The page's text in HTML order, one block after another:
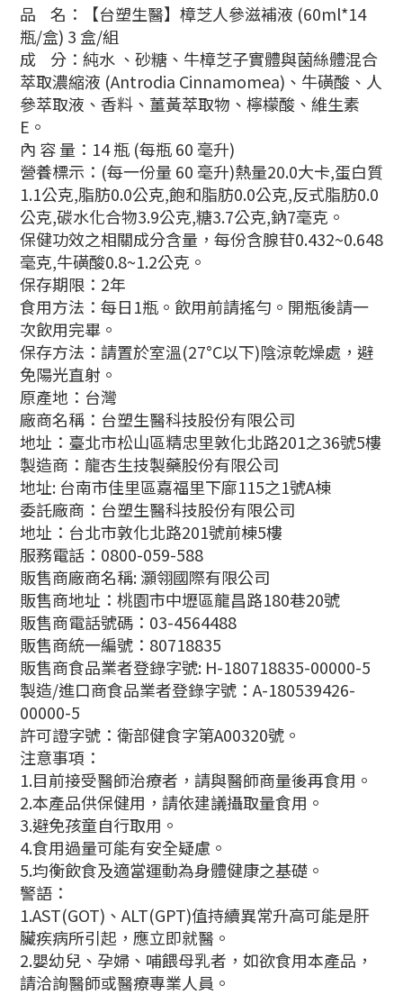
品 名：【台塑生醫】樟芝人參滋補液 (60ml*14
瓶/盒) 3 盒/組
成 分：純水 、砂糖、牛樟芝子實體與菌絲體混合
萃取濃縮液 (Antrodia Cinnamomea)、牛磺酸、人
參萃取液、香料、薑黃萃取物、檸檬酸、維生素
E。
內 容 量：14 瓶 (每瓶 60 毫升)
營養標示：(每一份量 60 毫升)熱量20.0大卡,蛋白質
1.1公克,脂肪0.0公克,飽和脂肪0.0公克,反式脂肪0.0
公克,碳水化合物3.9公克,糖3.7公克,鈉7毫克。
保健功效之相關成分含量，每份含腺苷0.432~0.648
毫克,牛磺酸0.8~1.2公克。
保存期限：2年
食用方法：每日1瓶。飲用前請搖勻。開瓶後請一
次飲用完畢。
保存方法：請置於室溫(27°C以下)陰涼乾燥處，避
免陽光直射。
原產地：台灣
廠商名稱：台塑生醫科技股份有限公司
地址：臺北市松山區精忠里敦化北路201之36號5樓
製造商：龍杏生技製藥股份有限公司
地址: 台南市佳里區嘉福里下廍115之1號A棟
委託廠商：台塑生醫科技股份有限公司
地址：台北市敦化北路201號前棟5樓
服務電話：0800-059-588
販售商廠商名稱: 灝翎國際有限公司
販售商地址：桃園市中壢區龍昌路180巷20號
販售商電話號碼：03-4564488
販售商統一編號：80718835
販售商食品業者登錄字號: H-180718835-00000-5
製造/進口商食品業者登錄字號：A-180539426-
00000-5
許可證字號：衛部健食字第A00320號。
注意事項：
1.目前接受醫師治療者，請與醫師商量後再食用。
2.本產品供保健用，請依建議攝取量食用。
3.避免孩童自行取用。
4.食用過量可能有安全疑慮。
5.均衡飲食及適當運動為身體健康之基礎。
警語：
1.AST(GOT)、ALT(GPT)值持續異常升高可能是肝
臟疾病所引起，應立即就醫。
2.嬰幼兒、孕婦、哺餵母乳者，如欲食用本產品，
請洽詢醫師或醫療專業人員。